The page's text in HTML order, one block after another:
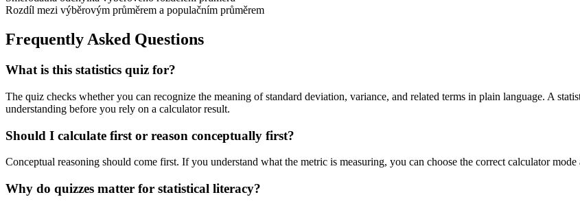
Rozdíl mezi výběrovým průměrem a populačním průměrem
Frequently Asked Questions
What is this statistics quiz for?
The quiz checks whether you can recognize the meaning of standard deviation, variance, and related terms in plain language. A
understanding before you rely on a calculator result.
Should I calculate first or reason conceptually first?
Conceptual reasoning should come first. If you understand what the metric is measuring, you can choose the correct calculator
Why do quizzes matter for statistical literacy?